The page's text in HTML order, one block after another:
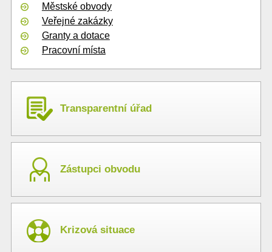
Městské obvody
Veřejné zakázky
Granty a dotace
Pracovní místa
Transparentní úřad
Zástupci obvodu
Krizová situace